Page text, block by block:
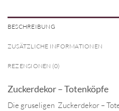
BESCHREIBUNG
ZUSÄTZLICHE INFORMATIONEN
REZENSIONEN (0)
Zuckerdekor – Totenköpfe
Die gruseligen Zuckerdekor –